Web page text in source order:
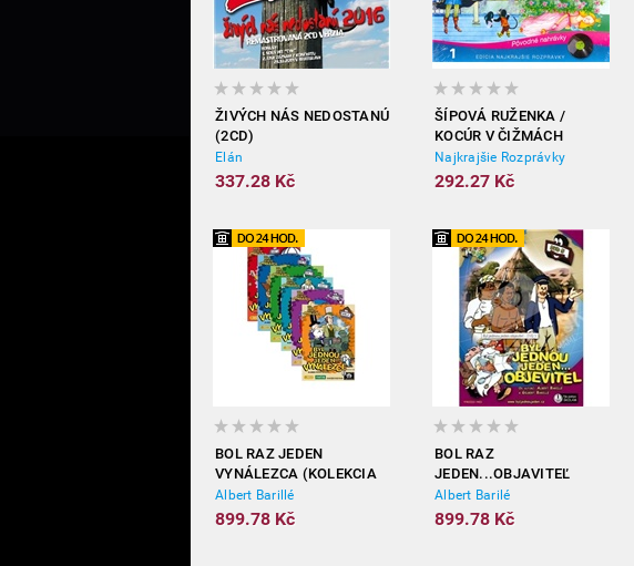
ŽIVÝCH NÁS NEDOSTANÚ
(2CD)
Elán
337.28 Kč
ŠÍPOVÁ RUŽENKA /
KOCÚR V ČIŽMÁCH
Najkrajšie Rozprávky
292.27 Kč
BOL RAZ JEDEN
VYNÁLEZCA (KOLEKCIA
6DVD)
Albert Barillé
899.78 Kč
BOL RAZ
JEDEN...OBJAVITEĽ
(KOLEKCIA 6DVD)
Albert Barilé
899.78 Kč